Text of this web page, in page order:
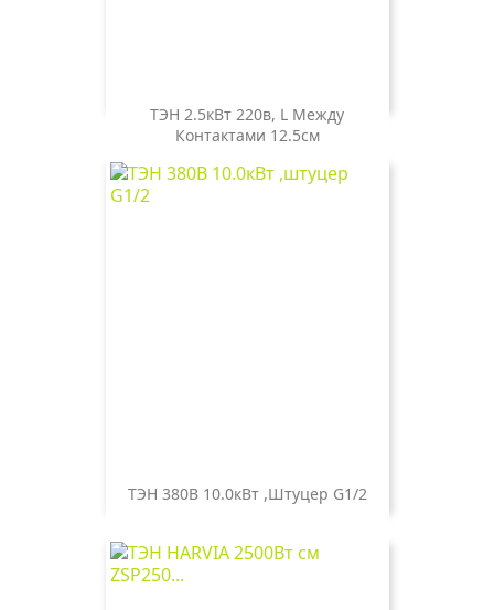
ТЭН 2.5кВт 220в, L Между
Контактами 12.5см
ТЭН 380В 10.0кВт ,штуцер G1/2